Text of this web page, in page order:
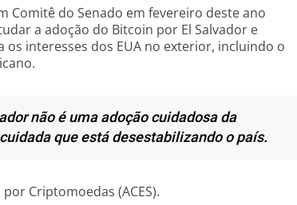
Comitê do Senado em fevereiro deste ano
a adoção do Bitcoin por El Salvador e
interesses dos EUA no exterior, incluindo o
não é uma adoção cuidadosa da
que está desestabilizando o país.
Criptomoedas (ACES).